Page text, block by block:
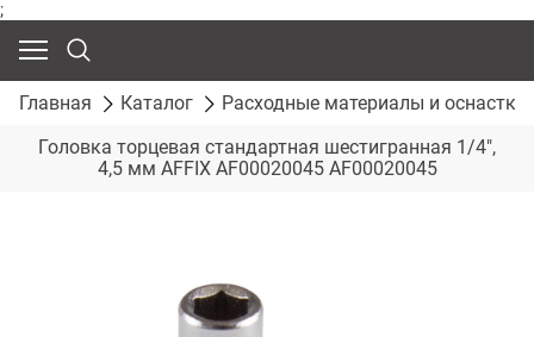
;
Главная Каталог
Расходные материалы и оснастка
Головка торцевая стандартная шестигранная 1/4",
4,5 мм AFFIX AF00020045 AF00020045